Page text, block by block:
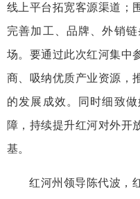
线上平台拓宽客源渠道；
完善加工、品牌、外销
场。要通过此次红河集中
商、吸纳优质产业资源，
的发展成效。同时细致
障，持续提升红河对外开
基。
红河州领导陈代波，